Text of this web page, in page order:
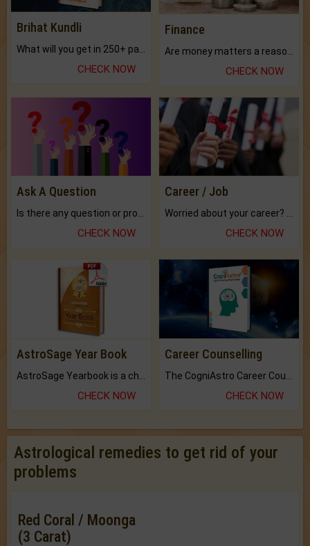
Brihat Kundli
CHECK NOW
Finance
CHECK NOW
Ask A Question
CHECK NOW
Career / Job
CHECK NOW
AstroSage Year Book
CHECK NOW
Career Counselling
CHECK NOW
Astrological remedies to get rid of your
problems
Red Coral / Moonga
(3 Carat)